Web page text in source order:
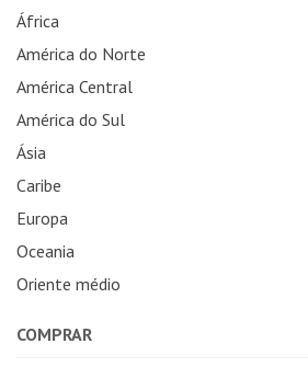
África
América do Norte
América Central
América do Sul
Ásia
Caribe
Europa
Oceania
Oriente médio
COMPRAR